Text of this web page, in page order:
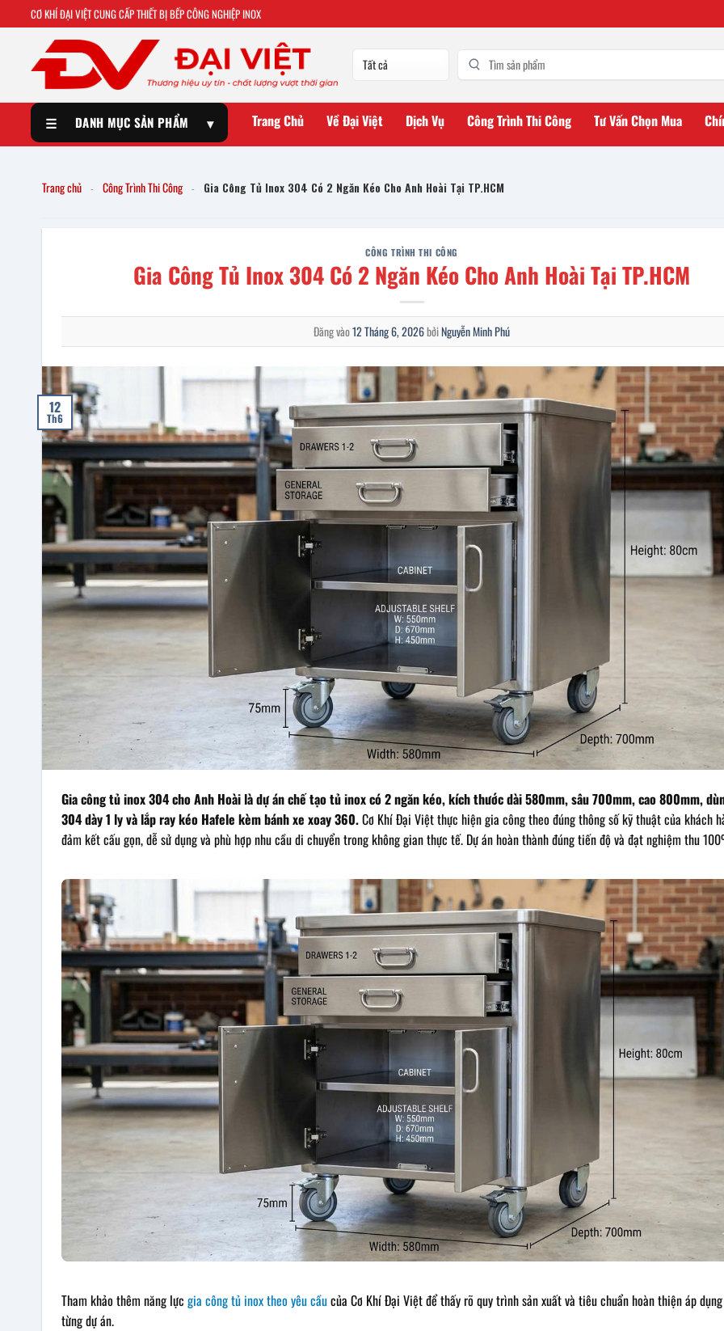
CƠ KHÍ ĐẠI VIỆT CUNG CẤP THIẾT BỊ BẾP CÔNG NGHIỆP INOX
☰ DANH MỤC SẢN PHẨM ▾ Trang Chủ Về Đại Việt Dịch Vụ Công Trình Thi Công Tư Vấn Chọn Mua
Trang chủ - Công Trình Thi Công - Gia Công Tủ Inox 304 Có 2 Ngăn Kéo Cho Anh Hoài Tại TP.HCM
CÔNG TRÌNH THI CÔNG
Gia Công Tủ Inox 304 Có 2 Ngăn Kéo Cho Anh Hoài Tại TP.HCM
Đăng vào12 Tháng 6, 2026bởiNguyễn Minh Phú
12
Th6
Gia công tủ inox 304 cho Anh Hoài là dự án chế tạo tủ inox có 2 ngăn kéo, kích thước dài 580mm, sâu 700mm, cao 800mm,
304 dày 1 ly và lắp ray kéo Hafele kèm bánh xe xoay 360.Cơ Khí Đại Việt thực hiện gia công theo đúng thông số kỹ thuật của khách
đảm kết cấu gọn, dễ sử dụng và phù hợp nhu cầu di chuyển trong không gian thực tế. Dự án hoàn thành đúng tiến độ và đạt nghiệm thu
Tham khảo thêm năng lực gia công tủ inox theo yêu cầucủa Cơ Khí Đại Việt để thấy rõ quy trình sản xuất và tiêu chuẩn hoàn thiện áp
từng dự án.